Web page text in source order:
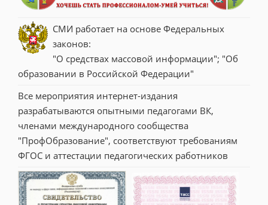
СМИ работает на основе Федеральных
законов:
"О средствах массовой информации"; "Об
образовании в Российской Федерации"
Все мероприятия интернет-издания
разрабатываются опытными педагогами ВК,
членами международного сообщества
"ПрофОбразование", соответствуют требованиям
ФГОС и аттестации педагогических работников